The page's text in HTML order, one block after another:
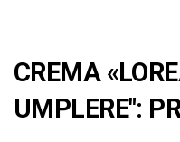
CREMA
UMPLERE":